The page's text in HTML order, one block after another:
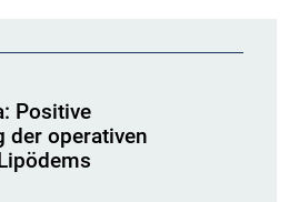
Positive
der operativen